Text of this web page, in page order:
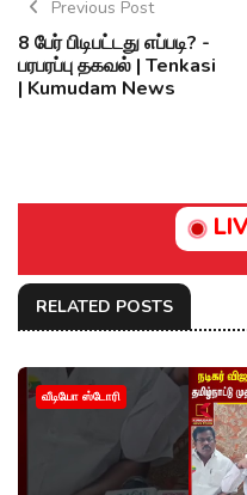
Previous Post
8 பேர் பிடிபட்டது எப்படி? -
பரபரப்பு தகவல் | Tenkasi
| Kumudam News
RELATED POSTS
வீடியோ ஸ்டோரி